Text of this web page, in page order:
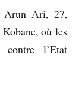
Arun Ari, 27,
où les
contre l’Etat